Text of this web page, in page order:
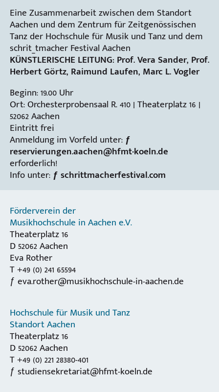
Eine Zusammenarbeit zwischen dem Standort
Aachen und dem Zentrum für Zeitgenössischen
Tanz der Hochschule für Musik und Tanz und dem
schrit_tmacher Festival Aachen
KÜNSTLERISCHE LEITUNG: Prof. Vera Sander, Prof.
Herbert Görtz, Raimund Laufen, Marc L. Vogler
Beginn: 19.00 Uhr
Ort: Orchesterprobensaal R. 410 | Theaterplatz 16 |
52062 Aachen
Eintritt frei
Anmeldung im Vorfeld unter:ƒ
reservierungen.aachen@hfmt-koeln.de
erforderlich!
Info unter:ƒ schrittmacherfestival.com
Förderverein der
Musikhochschule in Aachen e.V.
Theaterplatz 16
D 52062 Aachen
Eva Rother
T +49 (0) 241 65594
eva.rother@musikhochschule-in-aachen.de
Hochschule für Musik und Tanz
Standort Aachen
Theaterplatz 16
D 52062 Aachen
T +49 (0) 221 28380-401
studiensekretariat@hfmt-koeln.de